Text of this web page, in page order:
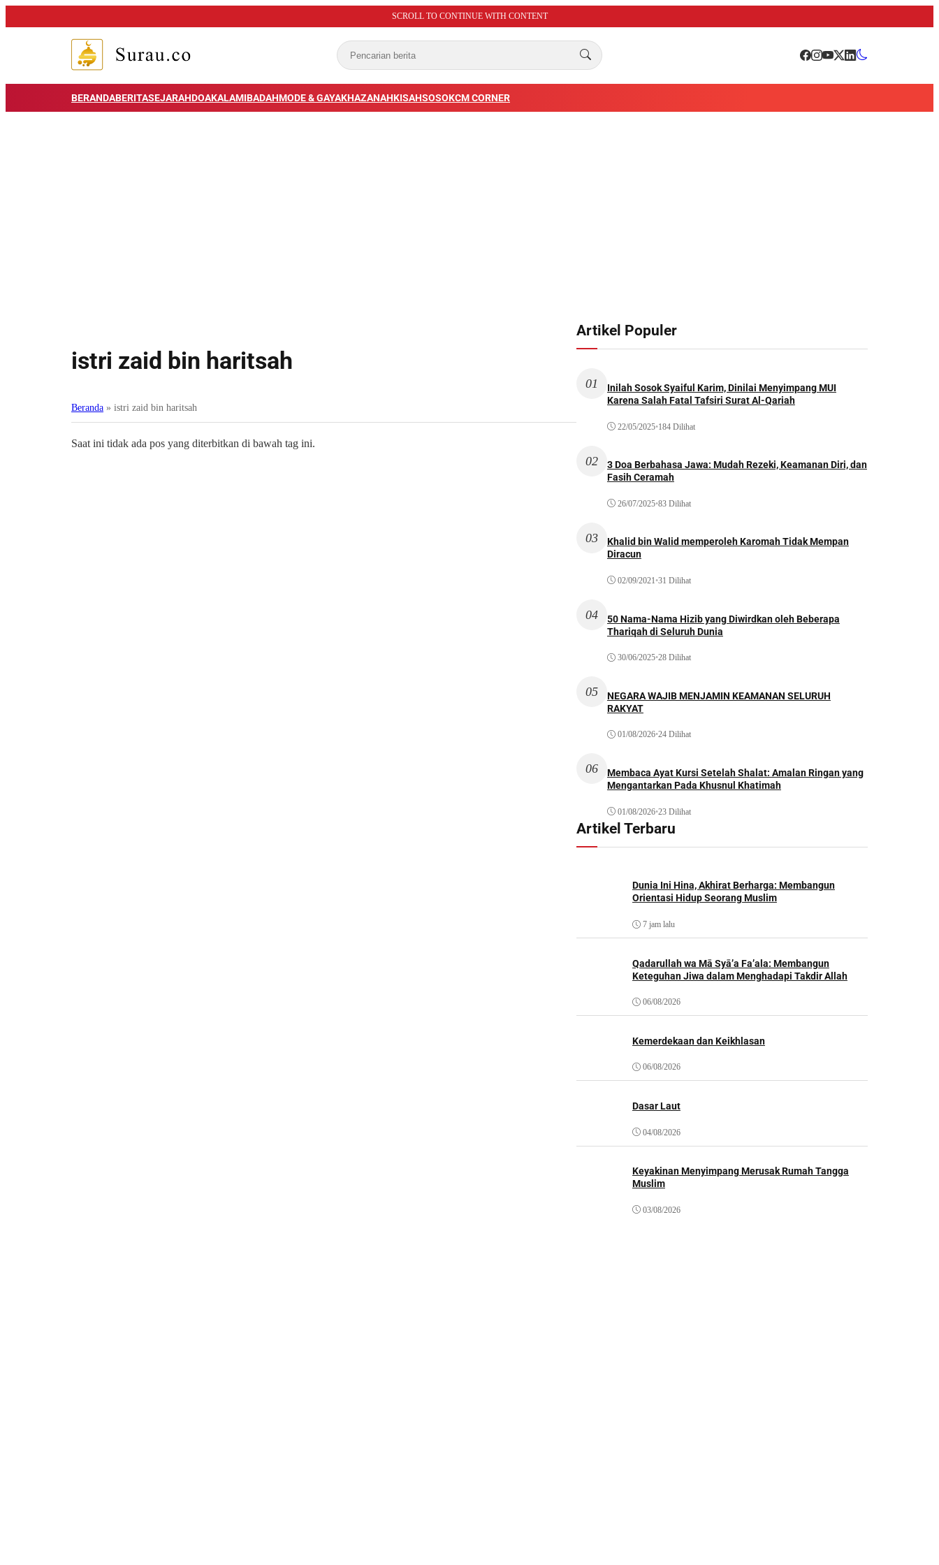
SCROLL TO CONTINUE WITH CONTENT
BERANDABERITASEJARAHDOAKALAMIBADAHMODE & GAYAKHAZANAHKISAHSOSOKCM CORNER
istri zaid bin haritsah
Beranda » istri zaid bin haritsah
Saat ini tidak ada pos yang diterbitkan di bawah tag ini.
Artikel Populer
01
Inilah Sosok Syaiful Karim, Dinilai Menyimpang MUI
Karena Salah Fatal Tafsiri Surat Al-Qariah
22/05/2025•184 Dilihat
02
3 Doa Berbahasa Jawa: Mudah Rezeki, Keamanan Diri, dan
Fasih Ceramah
26/07/2025•83 Dilihat
03
Khalid bin Walid memperoleh Karomah Tidak Mempan
Diracun
02/09/2021•31 Dilihat
04
50 Nama-Nama Hizib yang Diwirdkan oleh Beberapa
Thariqah di Seluruh Dunia
30/06/2025•28 Dilihat
05
NEGARA WAJIB MENJAMIN KEAMANAN SELURUH
RAKYAT
01/08/2026•24 Dilihat
06
Membaca Ayat Kursi Setelah Shalat: Amalan Ringan yang
Mengantarkan Pada Khusnul Khatimah
01/08/2026•23 Dilihat
Artikel Terbaru
Dunia Ini Hina, Akhirat Berharga: Membangun
Orientasi Hidup Seorang Muslim
7 jam lalu
Qadarullah wa Mā Syā’a Fa’ala: Membangun
Keteguhan Jiwa dalam Menghadapi Takdir Allah
06/08/2026
Kemerdekaan dan Keikhlasan
06/08/2026
Dasar Laut
04/08/2026
Keyakinan Menyimpang Merusak Rumah Tangga
Muslim
03/08/2026